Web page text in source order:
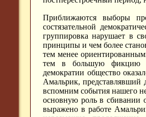
Приближаются выборы
состязательной
группировка нарушает в
принципы и чем более
тем менее
тем в большую фикцию
демократии общество
Амальрик, представлявший
вспомним события нашего
основную роль в сбивании
выражено в работе